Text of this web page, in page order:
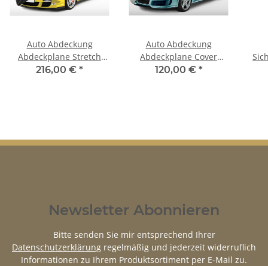
Auto Abdeckung
Abdeckplane Stretch
Cover Ganzgarage
216,00 € *
Auto Abdeckung
Abdeckplane Cover
Ganzgarage outdoor
120,00 € *
Newsletter Abonnieren
Bitte senden Sie mir entsprechend Ihrer
Datenschutzerklärung regelmäßig und jederzeit widerruflich
Informationen zu Ihrem Produktsortiment per E-Mail zu.